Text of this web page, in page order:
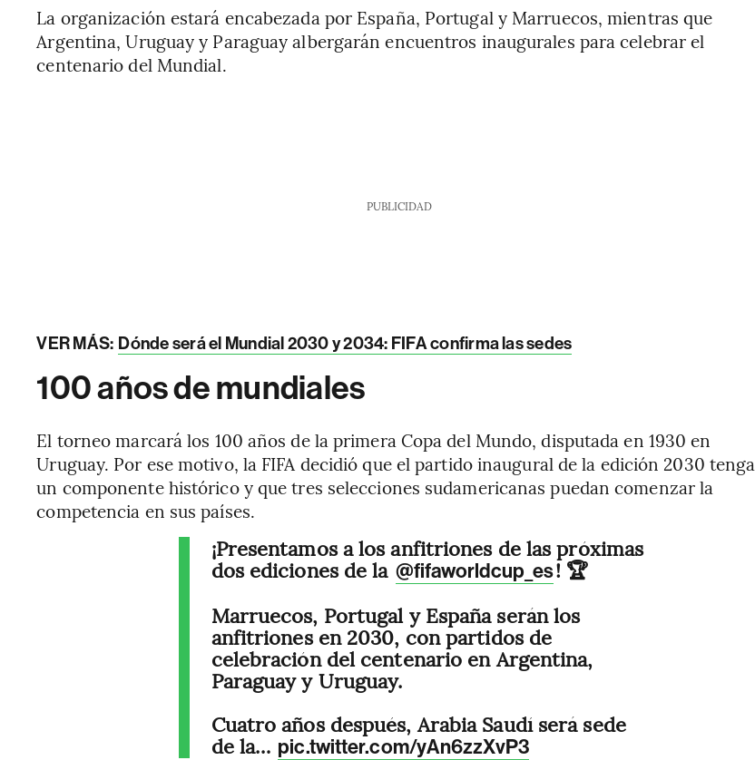
La organización estará encabezada por España, Portugal y Marruecos, mientras que
Argentina, Uruguay y Paraguay albergarán encuentros inaugurales para celebrar el
centenario del Mundial.
PUBLICIDAD
VER MÁS: Dónde será el Mundial 2030 y 2034: FIFA confirma las sedes
100 años de mundiales
El torneo marcará los 100 años de la primera Copa del Mundo, disputada en 1930 en
Uruguay. Por ese motivo, la FIFA decidió que el partido inaugural de la edición 2030 tenga
un componente histórico y que tres selecciones sudamericanas puedan comenzar la
competencia en sus países.
¡Presentamos a los anfitriones de las próximas
dos ediciones de la @fifaworldcup_es! 🏆
Marruecos, Portugal y España serán los
anfitriones en 2030, con partidos de
celebración del centenario en Argentina,
Paraguay y Uruguay.
Cuatro años después, Arabia Saudí será sede
de la… pic.twitter.com/yAn6zzXvP3